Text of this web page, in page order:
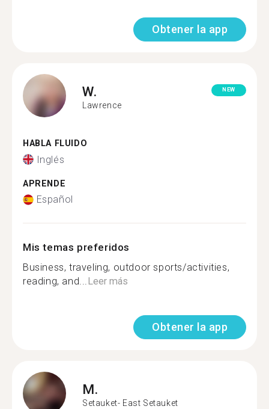
Obtener la app
W.
Lawrence
NEW
HABLA FLUIDO
Inglés
APRENDE
Español
Mis temas preferidos
Business, traveling, outdoor sports/activities,
reading, and...Leer más
Obtener la app
M.
Setauket- East Setauket